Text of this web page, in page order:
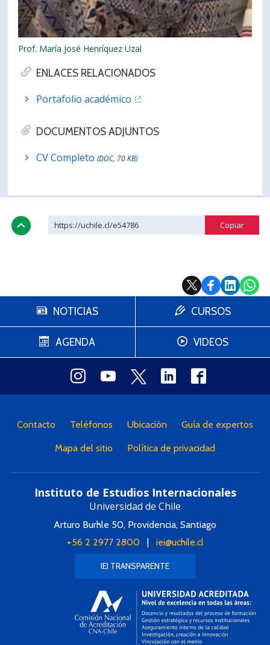
Prof. María José Henríquez Uzal
ENLACES RELACIONADOS
Portafolio académico
DOCUMENTOS ADJUNTOS
CV Completo(DOC, 70 KB)
https://uchile.cl/e54786
NOTICIAS
AGENDA
CURSOS
VIDEOS
Contacto Teléfonos Ubicación Guía de expertos
Mapa del sitio Política de privacidad
Instituto de Estudios Internacionales
Universidad de Chile
Arturo Burhle 50, Providencia, Santiago
+56 2 2977 2800| iei@uchile.cl
IEI TRANSPARENTE